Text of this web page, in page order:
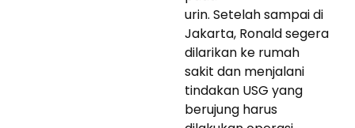
urin. Setelah sampai di
Jakarta, Ronald segera
dilarikan ke rumah
sakit dan menjalani
tindakan USG yang
berujung harus